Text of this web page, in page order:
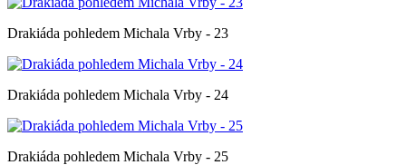
Drakiáda pohledem Michala Vrby - 23
Drakiáda pohledem Michala Vrby - 24
Drakiáda pohledem Michala Vrby - 25